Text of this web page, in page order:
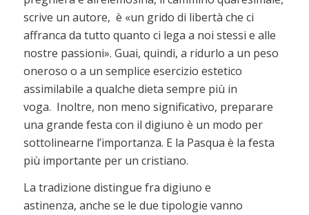
scrive un autore, è «un grido di libertà che ci
affranca da tutto quanto ci lega a noi stessi e alle
nostre passioni». Guai, quindi, a ridurlo a un peso
oneroso o a un semplice esercizio estetico
assimilabile a qualche dieta sempre più in
voga. Inoltre, non meno significativo, preparare
una grande festa con il digiuno è un modo per
sottolinearne l’importanza. E la Pasqua è la festa
più importante per un cristiano.
La tradizione distingue fra digiuno e
astinenza, anche se le due tipologie vanno